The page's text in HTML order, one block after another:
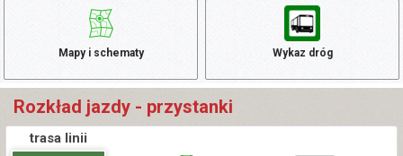
Mapy i schematy Wykaz dróg
Rozkład jazdy - przystanki
trasa linii